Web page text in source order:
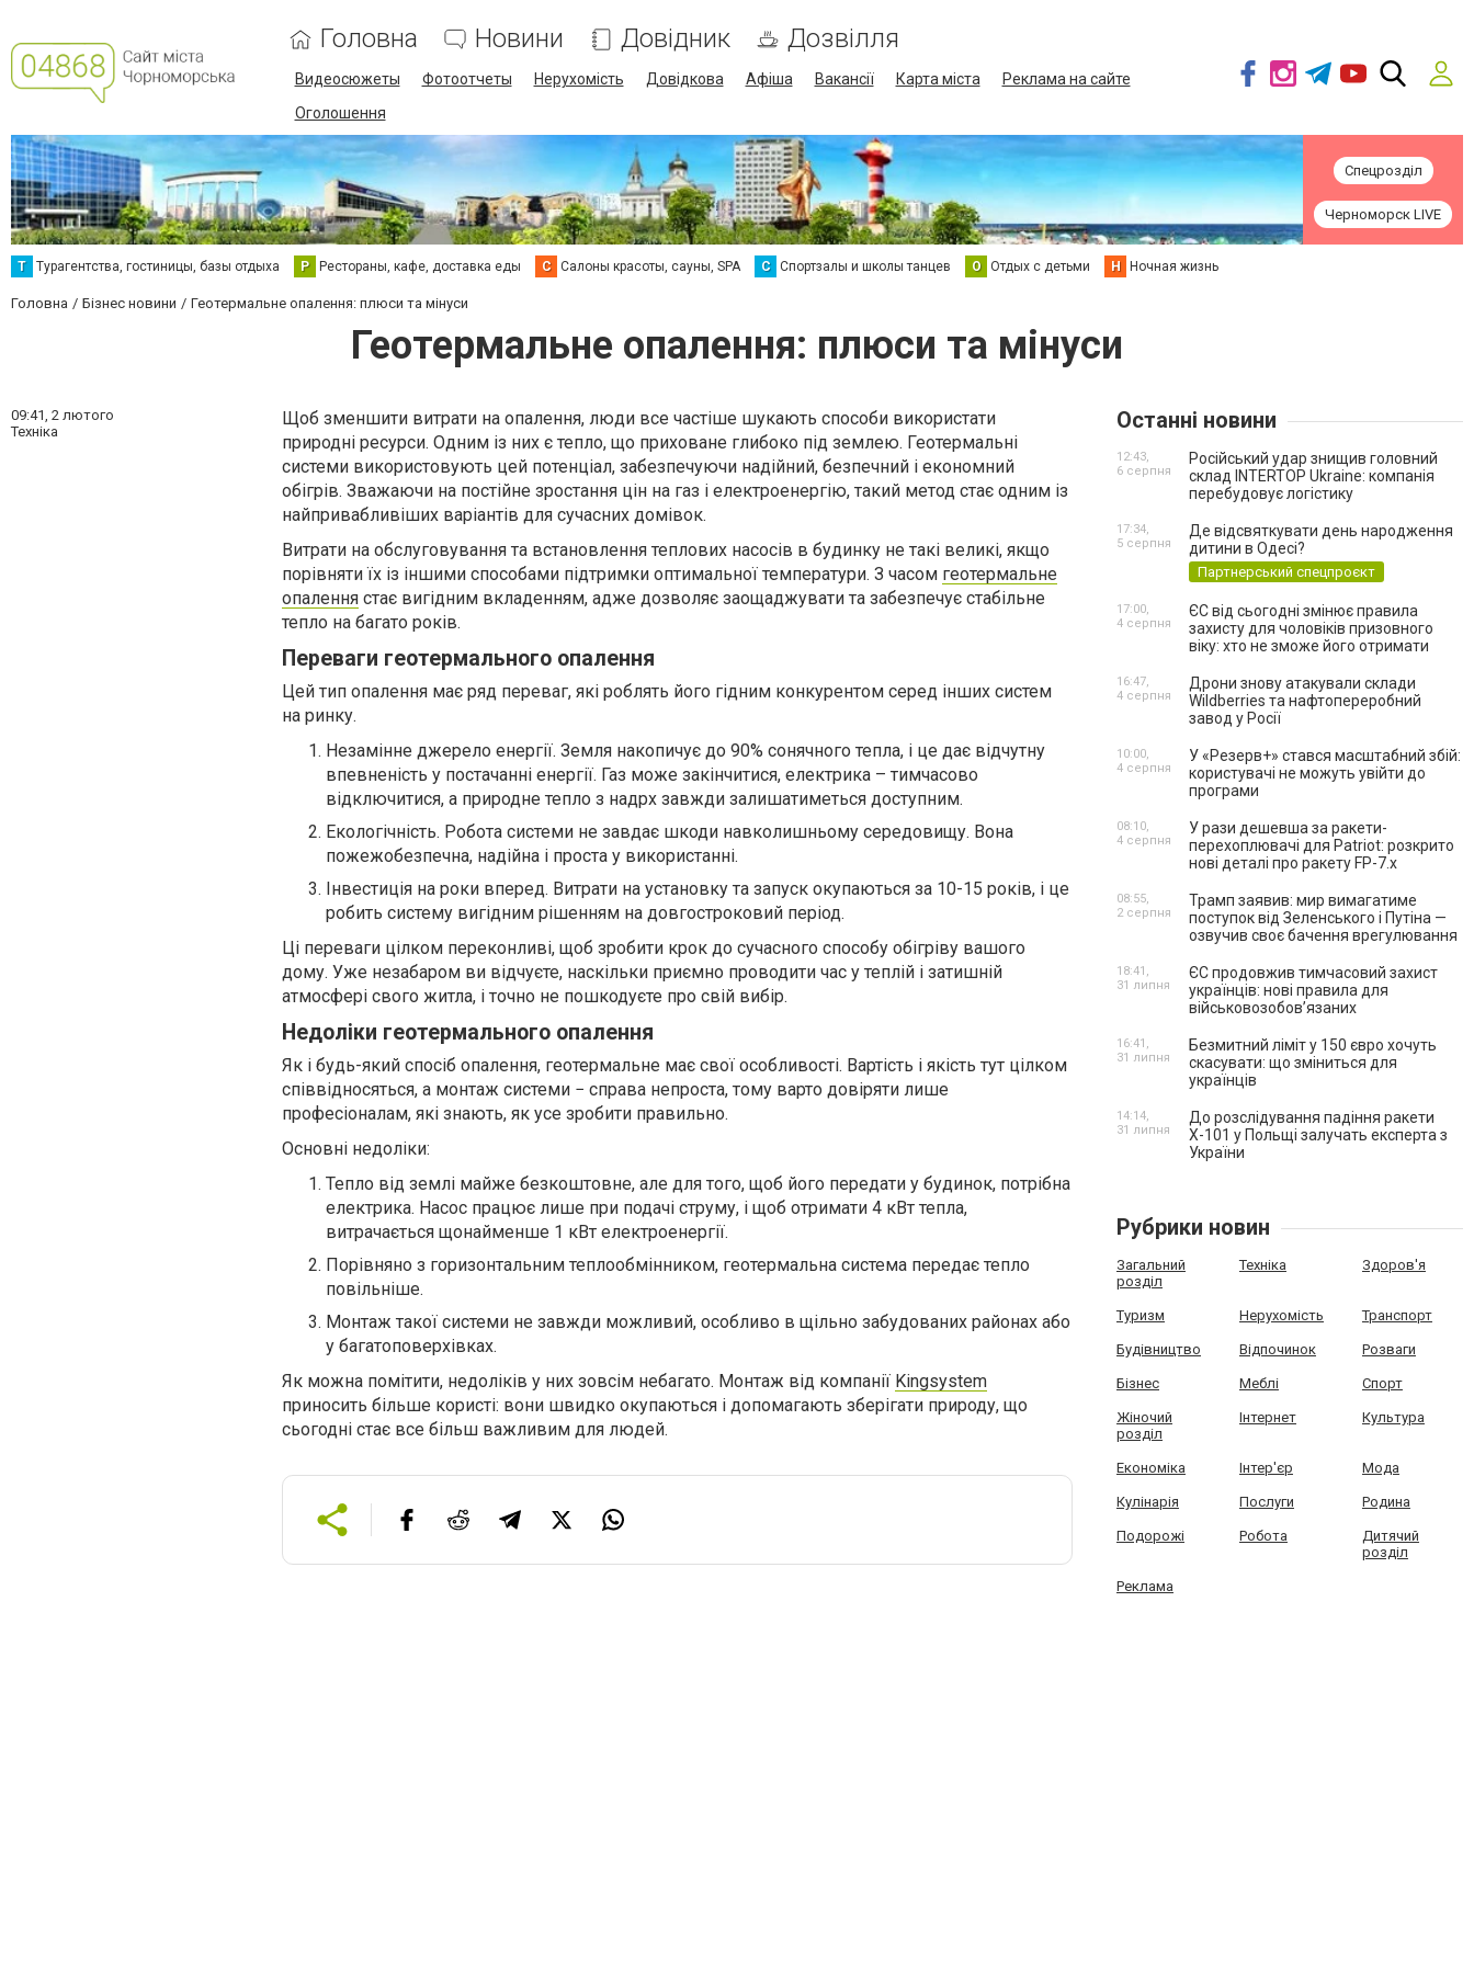
Головна Новини Довідник Дозвілля
Видеосюжеты Фотоотчеты Нерухомість Довідкова Афіша Вакансії Карта міста
Реклама на сайте
Оголошення
Спецрозділ
Черноморск LIVE
Т Турагентства, гостиницы, базы отдыха Р Рестораны, кафе, доставка еды С Салоны красоты, сауны, SPA С Спортзалы и школы танцев О Отдых с детьми Н Ночная жизнь
Головна Бізнес новини Геотермальне опалення: плюси та мінуси
Геотермальне опалення: плюси та мінуси
09:41, 2 лютого
Техніка
Щоб зменшити витрати на опалення, люди все частіше шукають способи використати
природні ресурси. Одним із них є тепло, що приховане глибоко під землею. Геотермальні
системи використовують цей потенціал, забезпечуючи надійний, безпечний і економний
обігрів. Зважаючи на постійне зростання цін на газ і електроенергію, такий метод стає одним із
найпривабливіших варіантів для сучасних домівок.
Витрати на обслуговування та встановлення теплових насосів в будинку не такі великі, якщо
порівняти їх із іншими способами підтримки оптимальної температури. З часом геотермальне
опалення стає вигідним вкладенням, адже дозволяє заощаджувати та забезпечує стабільне
тепло на багато років.
Переваги геотермального опалення
Цей тип опалення має ряд переваг, які роблять його гідним конкурентом серед інших систем
на ринку.
Незамінне джерело енергії. Земля накопичує до 90% сонячного тепла, і це дає відчутну
впевненість у постачанні енергії. Газ може закінчитися, електрика – тимчасово
відключитися, а природне тепло з надрх завжди залишатиметься доступним.
Екологічність. Робота системи не завдає шкоди навколишньому середовищу. Вона
пожежобезпечна, надійна і проста у використанні.
Інвестиція на роки вперед. Витрати на установку та запуск окупаються за 10-15 років, і це
робить систему вигідним рішенням на довгостроковий період.
Ці переваги цілком переконливі, щоб зробити крок до сучасного способу обігріву вашого
дому. Уже незабаром ви відчуєте, наскільки приємно проводити час у теплій і затишній
атмосфері свого житла, і точно не пошкодуєте про свій вибір.
Недоліки геотермального опалення
Як і будь-який спосіб опалення, геотермальне має свої особливості. Вартість і якість тут цілком
співвідносяться, а монтаж системи − справа непроста, тому варто довіряти лише
професіоналам, які знають, як усе зробити правильно.
Основні недоліки:
Тепло від землі майже безкоштовне, але для того, щоб його передати у будинок, потрібна
електрика. Насос працює лише при подачі струму, і щоб отримати 4 кВт тепла,
витрачається щонайменше 1 кВт електроенергії.
Порівняно з горизонтальним теплообмінником, геотермальна система передає тепло
повільніше.
Монтаж такої системи не завжди можливий, особливо в щільно забудованих районах або
у багатоповерхівках.
Як можна помітити, недоліків у них зовсім небагато. Монтаж від компанії Kingsystem
приносить більше користі: вони швидко окупаються і допомагають зберігати природу, що
сьогодні стає все більш важливим для людей.
Останні новини
Російський удар знищив головний
склад INTERTOP Ukraine: компанія
перебудовує логістику
12:43,
6 серпня
Де відсвяткувати день народження
дитини в Одесі?
Партнерський спецпроєкт
17:34,
5 серпня
ЄС від сьогодні змінює правила
захисту для чоловіків призовного
віку: хто не зможе його отримати
17:00,
4 серпня
Дрони знову атакували склади
Wildberries та нафтопереробний
завод у Росії
16:47,
4 серпня
У «Резерв+» стався масштабний збій:
користувачі не можуть увійти до
програми
10:00,
4 серпня
У рази дешевша за ракети-
перехоплювачі для Patriot: розкрито
нові деталі про ракету FP-7.x
08:10,
4 серпня
Трамп заявив: мир вимагатиме
поступок від Зеленського і Путіна —
озвучив своє бачення врегулювання
08:55,
2 серпня
ЄС продовжив тимчасовий захист
українців: нові правила для
військовозобов’язаних
18:41,
31 липня
Безмитний ліміт у 150 євро хочуть
скасувати: що зміниться для
українців
16:41,
31 липня
До розслідування падіння ракети
Х-101 у Польщі залучать експерта з
України
14:14,
31 липня
Рубрики новин
Загальний
розділ
Техніка Здоров'я
Туризм Нерухомість Транспорт
Будівництво Відпочинок Розваги
Бізнес Меблі Спорт
Жіночий
розділ
Інтернет Культура
Економіка Інтер'єр Мода
Кулінарія Послуги Родина
Подорожі Робота
Дитячий
розділ
Реклама